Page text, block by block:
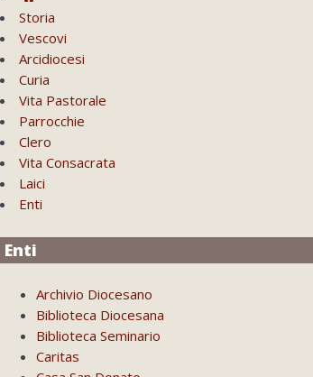
Storia
Vescovi
Arcidiocesi
Curia
Vita Pastorale
Parrocchie
Clero
Vita Consacrata
Laici
Enti
Enti
Archivio Diocesano
Biblioteca Diocesana
Biblioteca Seminario
Caritas